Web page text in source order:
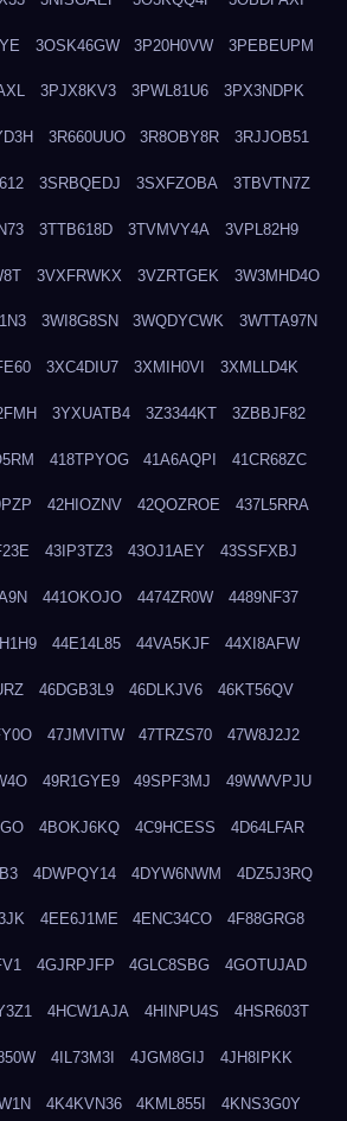
3OSK46GW 3P20H0VW 3PEBEUPM
3PJX8KV3 3PWL81U6 3PX3NDPK
3R660UUO 3R8OBY8R 3RJJOB51
3SRBQEDJ 3SXFZOBA 3TBVTN7Z
3TTB618D 3TVMVY4A 3VPL82H9
3VXFRWKX 3VZRTGEK 3W3MHD4O
3WI8G8SN 3WQDYCWK 3WTTA97N
3XC4DIU7 3XMIH0VI 3XMLLD4K
3YXUATB4 3Z3344KT 3ZBBJF82
418TPYOG 41A6AQPI 41CR68ZC
42HIOZNV 42QOZROE 437L5RRA
43IP3TZ3 43OJ1AEY 43SSFXBJ
441OKOJO 4474ZR0W 4489NF37
44E14L85 44VA5KJF 44XI8AFW
46DGB3L9 46DLKJV6 46KT56QV
47JMVITW 47TRZS70 47W8J2J2
49R1GYE9 49SPF3MJ 49WWVPJU
4BOKJ6KQ 4C9HCESS 4D64LFAR
4DWPQY14 4DYW6NWM 4DZ5J3RQ
4EE6J1ME 4ENC34CO 4F88GRG8
4GJRPJFP 4GLC8SBG 4GOTUJAD
4HCW1AJA 4HINPU4S 4HSR603T
4IL73M3I 4JGM8GIJ 4JH8IPKK
4K4KVN36 4KML855I 4KNS3G0Y